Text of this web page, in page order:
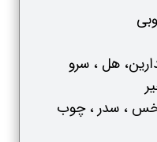
هل ، سرو
خس ، سدر ، چوب